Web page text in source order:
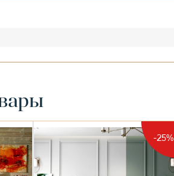
-25%